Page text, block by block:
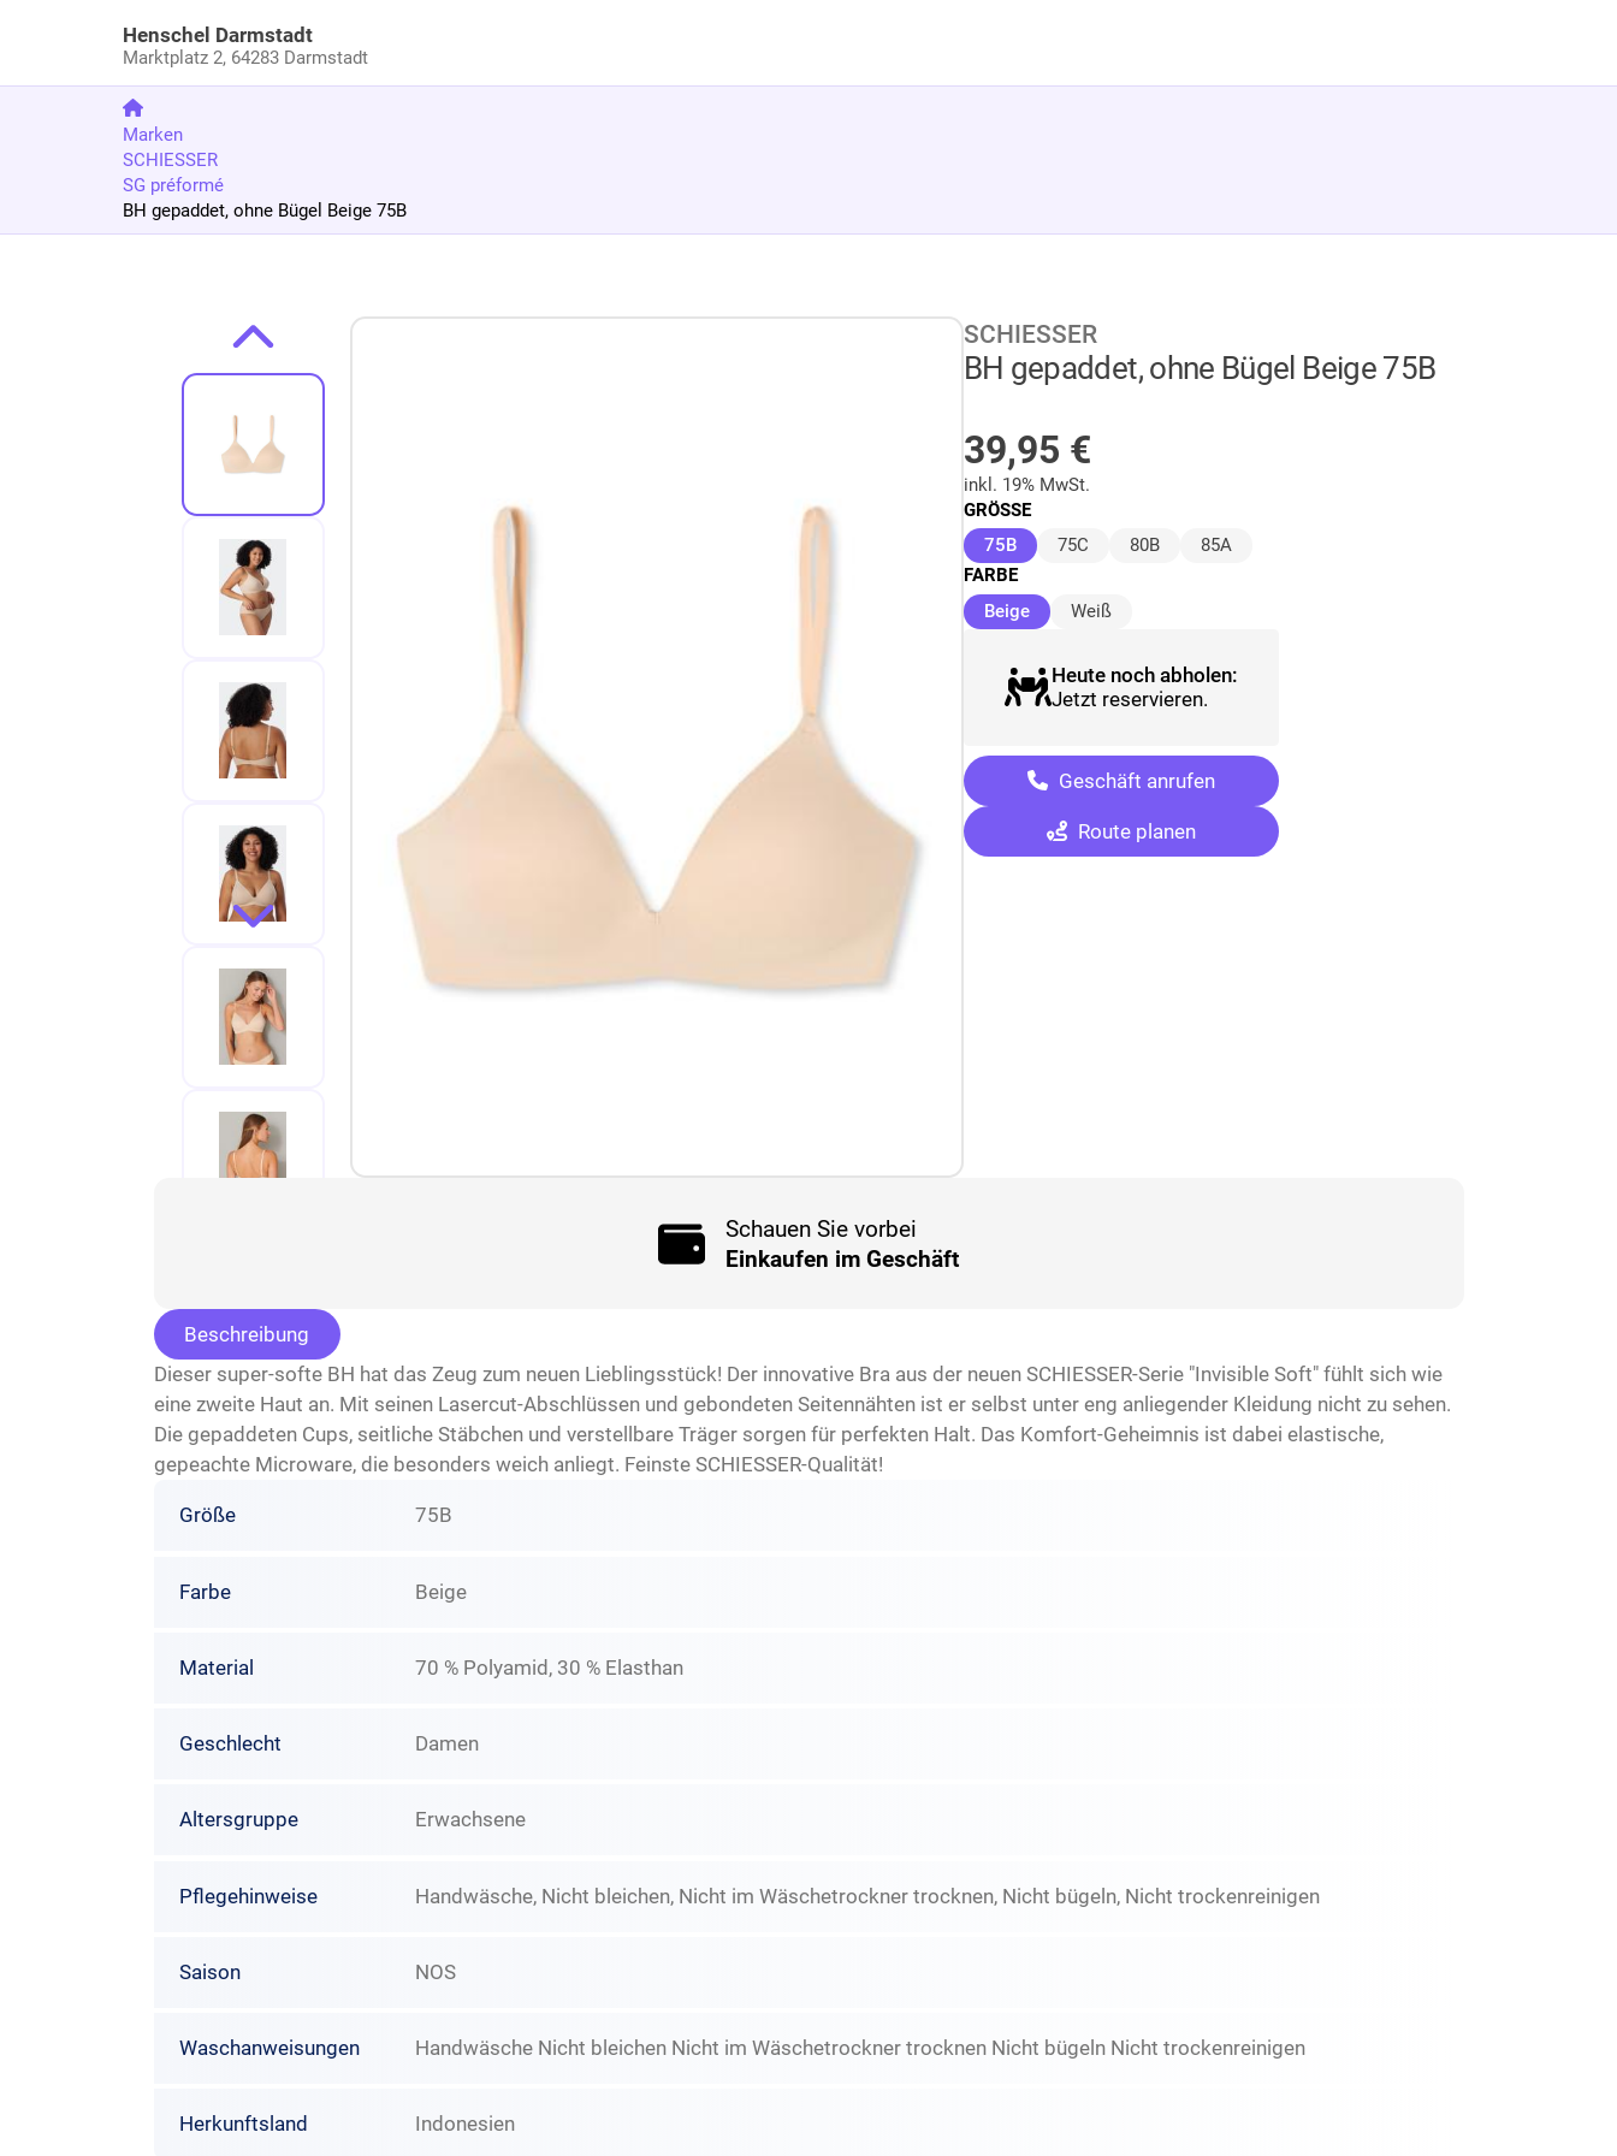
Henschel Darmstadt
Marktplatz 2, 64283 Darmstadt
Marken
SCHIESSER
SG préformé
BH gepaddet, ohne Bügel Beige 75B
Zur Produktbeschreibung springen SCHIESSER
BH gepaddet, ohne Bügel Beige 75B
39,95 €
inkl. 19% MwSt.
GRÖSSE
75B(ausgewählt)
75C 80B
85A
FARBE
Beige(ausgewählt)
Weiß
Heute noch abholen:
Jetzt reservieren.
Geschäft anrufen
Route planen
Schauen Sie vorbei
Einkaufen im Geschäft
Beschreibung
Dieser super-softe BH hat das Zeug zum neuen Lieblingsstück! Der innovative Bra aus der neuen SCHIESSER-Serie "Invisible Soft" fühlt sich wie
eine zweite Haut an. Mit seinen Lasercut-Abschlüssen und gebondeten Seitennähten ist er selbst unter eng anliegender Kleidung nicht zu sehen.
Die gepaddeten Cups, seitliche Stäbchen und verstellbare Träger sorgen für perfekten Halt. Das Komfort-Geheimnis ist dabei elastische,
gepeachte Microware, die besonders weich anliegt. Feinste SCHIESSER-Qualität!
Größe 75B
Farbe Beige
Material 70 % Polyamid, 30 % Elasthan
Geschlecht Damen
Altersgruppe Erwachsene
Pflegehinweise Handwäsche, Nicht bleichen, Nicht im Wäschetrockner trocknen, Nicht bügeln, Nicht trockenreinigen
Saison NOS
Waschanweisungen Handwäsche Nicht bleichen Nicht im Wäschetrockner trocknen Nicht bügeln Nicht trockenreinigen
Herkunftsland Indonesien